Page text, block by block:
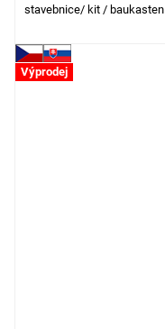
stavebnice/ kit / baukasten
Výprodej